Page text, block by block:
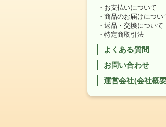
お支払いについて
商品のお届けについ
返品・交換について
特定商取引法
よくある質問
お問い合わせ
運営会社(会社概